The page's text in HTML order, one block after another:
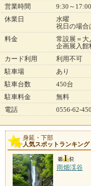
営業時間
9:30～
休業日
水曜
祝日の場合
料金
常設展＝大
企画展入館
カード利用
利用不可
駐車場
あり
駐車台数
450台
駐車料金
無料
電話
0556-62-
身延・下部
人気スポットランキング
雨畑渓谷